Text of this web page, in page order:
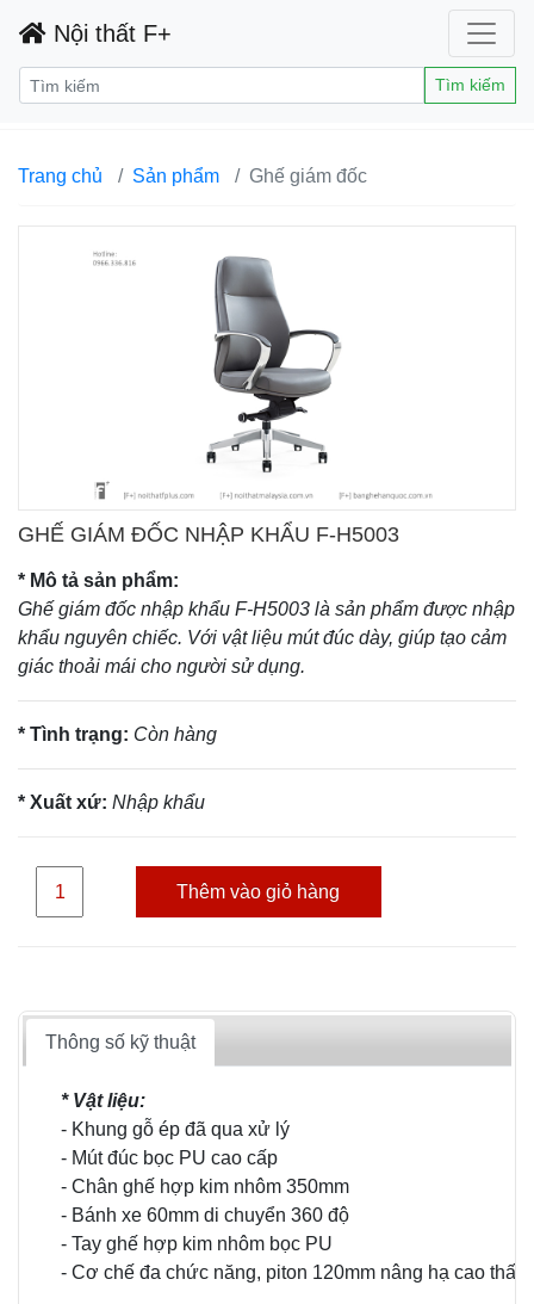
Nội thất F+
Tìm kiếm
Trang chủ Sản phẩm Ghế giám đốc
GHẾ GIÁM ĐỐC NHẬP KHẨU F-H5003
* Mô tả sản phẩm:
Ghế giám đốc nhập khẩu F-H5003 là sản phẩm được nhập
khẩu nguyên chiếc. Với vật liệu mút đúc dày, giúp tạo cảm
giác thoải mái cho người sử dụng.
* Tình trạng: Còn hàng
* Xuất xứ: Nhập khẩu
Thêm vào giỏ hàng
Thông số kỹ thuật
* Vật liệu:
- Khung gỗ ép đã qua xử lý
- Mút đúc bọc PU cao cấp
- Chân ghế hợp kim nhôm 350mm
- Bánh xe 60mm di chuyển 360 độ
- Tay ghế hợp kim nhôm bọc PU
- Cơ chế đa chức năng, piton 120mm nâng hạ cao thấp